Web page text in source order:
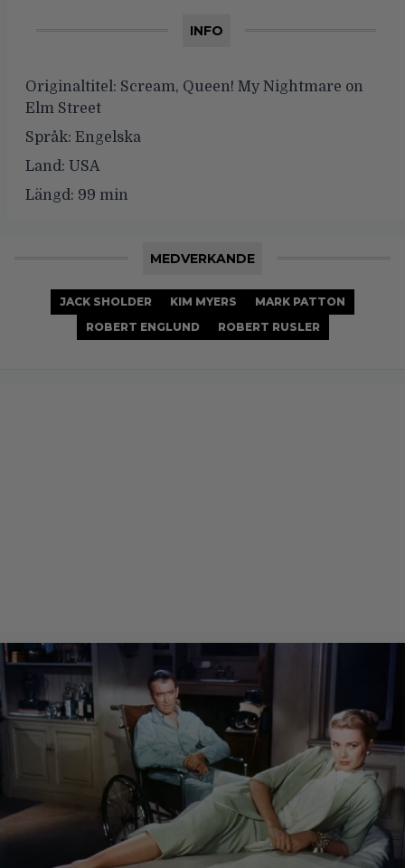
INFO
Originaltitel: Scream, Queen! My Nightmare on
Elm Street
Språk: Engelska
Land: USA
Längd: 99 min
MEDVERKANDE
JACK SHOLDER KIM MYERS
MARK PATTON
ROBERT ENGLUND
ROBERT RUSLER